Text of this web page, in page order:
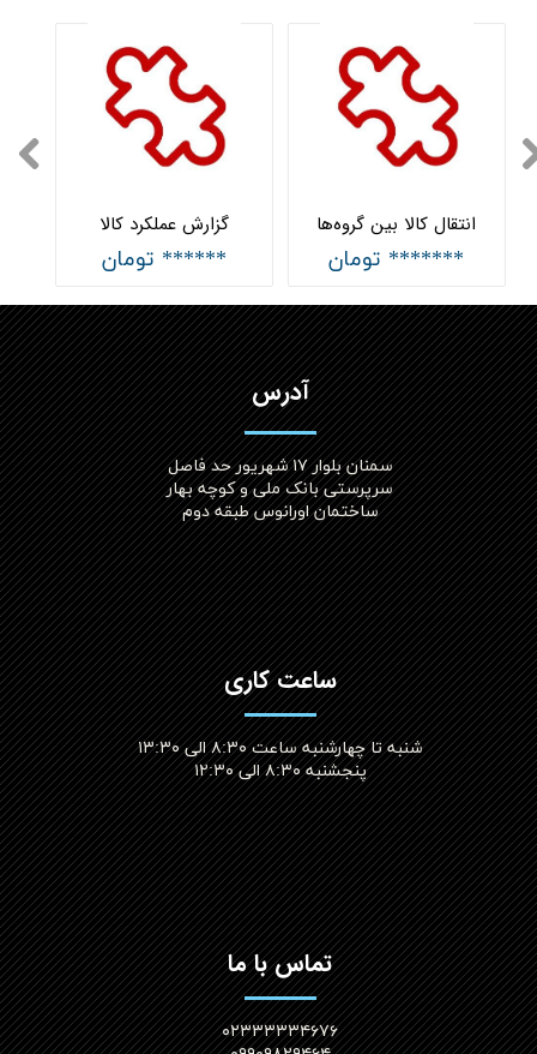
گزارش عملکرد کالا
****** تومان
انتقال کالا بین گروه‌ها
******* تومان
آدرس
سمنان بلوار ۱۷ شهریور حد فاصل
سرپرستی بانک ملی و کوچه بهار
ساختمان اورانوس طبقه دوم
ساعت کاری
شنبه تا چهارشنبه ساعت ۸:۳۰ الی ۱۳:۳۰
پنجشنبه ۸:۳۰ الی ۱۲:۳۰​​​​​​​
تماس با ما
۰۲۳۳۳۳۳۴۶۷۶